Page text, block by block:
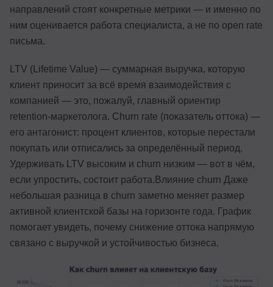
направлений стоят конкретные метрики — и именно по
ним оценивается работа специалиста, а не по open rate
письма.
LTV (Lifetime Value) — суммарная выручка, которую
клиент приносит за всё время взаимодействия с
компанией — это, пожалуй, главный ориентир
retention-маркетолога. Churn rate (показатель оттока) —
его антагонист: процент клиентов, которые перестали
покупать или отписались за определённый период.
Удерживать LTV высоким и churn низким — вот в чём,
если упростить, состоит работа.Влияние churn Даже
небольшая разница в churn заметно меняет размер
активной клиентской базы на горизонте года. График
помогает увидеть, почему снижение оттока напрямую
связано с выручкой и устойчивостью бизнеса.